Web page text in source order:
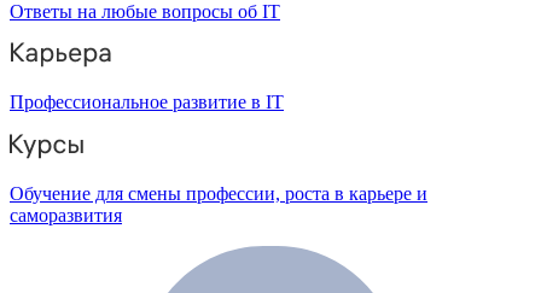
Ответы на любые вопросы об IT
Профессиональное развитие в IT
Обучение для смены профессии, роста в карьере и
саморазвития